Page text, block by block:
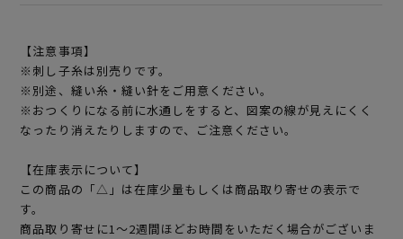
【注意事項】
※刺し子糸は別売りです。
※別途、縫い糸・縫い針をご用意ください。
※おつくりになる前に水通しをすると、図案の線が見えにくく
なったり消えたりしますので、ご注意ください。
【在庫表示について】
この商品の「△」は在庫少量もしくは商品取り寄せの表示で
す。
商品取り寄せに1～2週間ほどお時間をいただく場合がございま